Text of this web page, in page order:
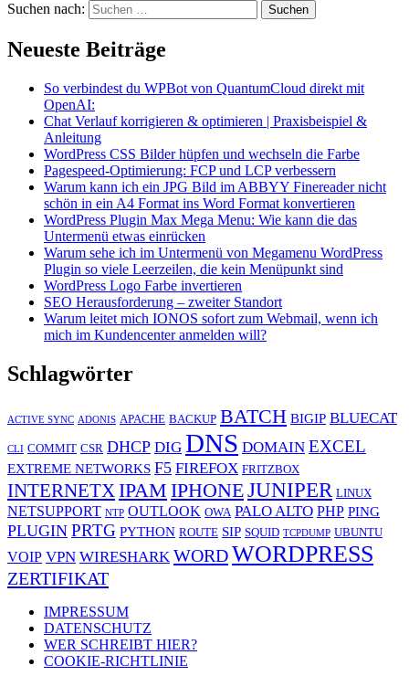
Suchen nach:
Neueste Beiträge
So verbindest du WPBot von QuantumCloud direkt mit
OpenAI:
Chat Verlauf korrigieren & optimieren | Praxisbeispiel &
Anleitung
WordPress CSS Bilder hüpfen und wechseln die Farbe
Pagespeed-Optimierung: FCP und LCP verbessern
Warum kann ich ein JPG Bild im ABBYY Finereader nicht
schön in ein A4 Format ins Word Format konvertieren
WordPress Plugin Max Mega Menu: Wie kann die das
Untermenü etwas einrücken
Warum sehe ich im Untermenü von Megamenu WordPress
Plugin so viele Leerzeilen, die kein Menüpunkt sind
WordPress Logo Farbe invertieren
SEO Herausforderung – zweiter Standort
Warum leitet mich IONOS sofort zum Webmail, wenn ich
mich im Kundencenter anmelden will?
Schlagwörter
ACTIVE SYNC ADONIS APACHE BACKUP BATCH BIGIP BLUECAT
CLI COMMIT CSR DHCP DIG DNS DOMAIN EXCEL
EXTREME NETWORKS F5 FIREFOX FRITZBOX
INTERNETXIPAM IPHONEJUNIPER LINUX
NETSUPPORT NTP OUTLOOK OWA PALO ALTO PHP PING
PLUGIN PRTG PYTHON ROUTE SIP SQUID TCPDUMP UBUNTU
VOIP VPN WIRESHARK WORDWORDPRESS
ZERTIFIKAT
IMPRESSUM
DATENSCHUTZ
WER SCHREIBT HIER?
COOKIE-RICHTLINIE